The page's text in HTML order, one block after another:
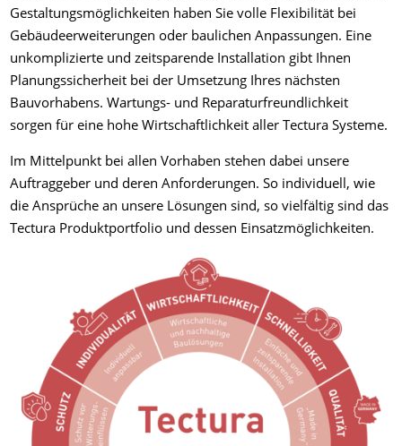
Gestaltungsmöglichkeiten haben Sie volle Flexibilität bei
Gebäudeerweiterungen oder baulichen Anpassungen. Eine
unkomplizierte und zeitsparende Installation gibt Ihnen
Planungssicherheit bei der Umsetzung Ihres nächsten
Bauvorhabens. Wartungs- und Reparaturfreundlichkeit
sorgen für eine hohe Wirtschaftlichkeit aller Tectura Systeme.
Im Mittelpunkt bei allen Vorhaben stehen dabei unsere
Auftraggeber und deren Anforderungen. So individuell, wie
die Ansprüche an unsere Lösungen sind, so vielfältig sind das
Tectura Produktportfolio und dessen Einsatzmöglichkeiten.